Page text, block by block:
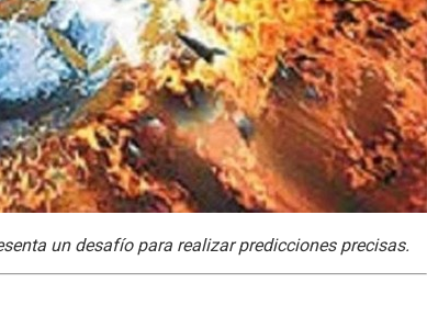
un desafío para realizar predicciones precisas.